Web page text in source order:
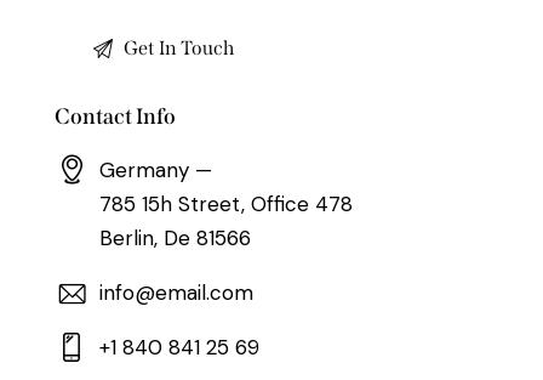
Contact Info
Germany —
785 15h Street, Office 478
Berlin, De 81566
info@email.com
+1 840 841 25 69